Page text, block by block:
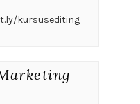
kursusediting